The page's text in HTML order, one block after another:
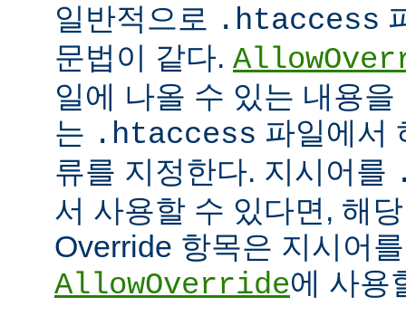
일반적으로 .htaccess
문법이 같다.
일에 나올 수 있는 내용
는 .htaccess 파일에서
류를 지정한다. 지시어를
서 사용할 수 있다면, 해
Override 항목은 지시어
AllowOverride에 사용